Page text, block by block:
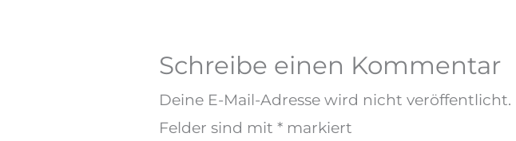
Schreibe einen Kommentar
Deine E-Mail-Adresse wird nicht veröffentlicht.
Felder sind mit *markiert